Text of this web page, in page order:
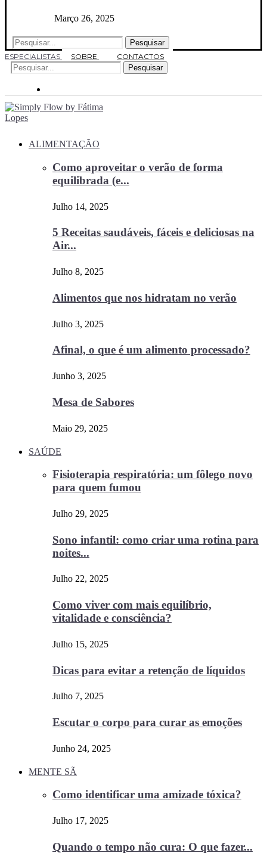
Março 26, 2025
Pesquisar
ESPECIALISTAS
SOBRE
CONTACTOS
Pesquisar
ALIMENTAÇÃO
Como aproveitar o verão de forma
equilibrada (e...
Julho 14, 2025
5 Receitas saudáveis, fáceis e deliciosas na
Air...
Julho 8, 2025
Alimentos que nos hidratam no verão
Julho 3, 2025
Afinal, o que é um alimento processado?
Junho 3, 2025
Mesa de Sabores
Maio 29, 2025
SAÚDE
Fisioterapia respiratória: um fôlego novo
para quem fumou
Julho 29, 2025
Sono infantil: como criar uma rotina para
noites...
Julho 22, 2025
Como viver com mais equilíbrio,
vitalidade e consciência?
Julho 15, 2025
Dicas para evitar a retenção de líquidos
Julho 7, 2025
Escutar o corpo para curar as emoções
Junho 24, 2025
MENTE SÃ
Como identificar uma amizade tóxica?
Julho 17, 2025
Quando o tempo não cura: O que fazer...